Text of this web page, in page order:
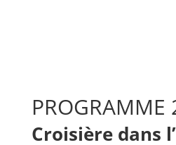
PROGRAMME
Croisière dans